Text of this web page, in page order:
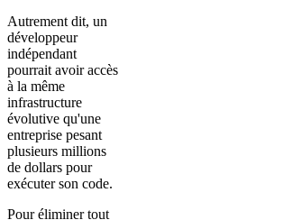
Autrement dit, un
développeur
indépendant
pourrait avoir accès
à la même
infrastructure
évolutive qu'une
entreprise pesant
plusieurs millions
de dollars pour
exécuter son code.
Pour éliminer tout